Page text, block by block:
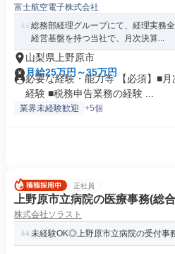
富士航空電子株式会社
総務部経理グループにて、経理実務
経営基盤を持つ当社で、月次決算...
山梨県上野原市
月給25万円～35万円
必要な経験・能力等 【必須】■
経験 ■税務申告業務の経験 ...
業界未経験歓迎 +5個
正社員
上野原市立病院の医療事務(総
株式会社ソラスト
未経験OK◎上野原市立病院の受付事